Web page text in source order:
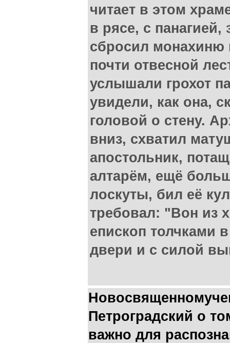
читает в этом
в рясе, с панагией,
сбросил монахиню
почти отвесной
услышали грохот
увидели, как она,
головой о стену.
вниз, схватил
апостольник,
алтарём, ещё
лоскуты, бил её
требовал: "Вон из
епископ толчками
двери и с силой
Петроградский о
важно для